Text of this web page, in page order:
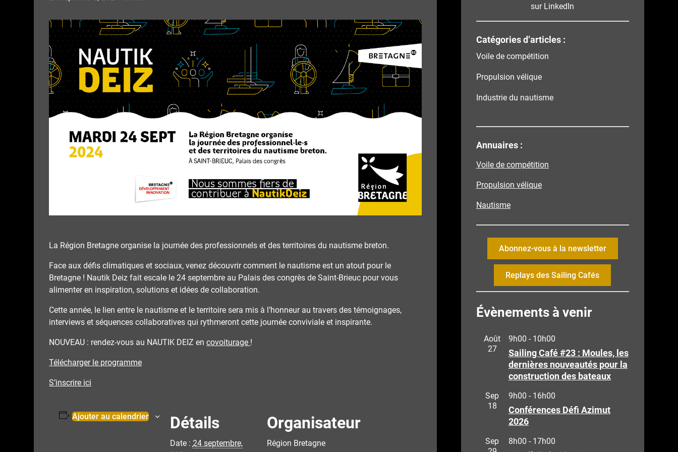
La Région Bretagne organise la journée des professionnels et des territoires du nautisme breton.
Face aux défis climatiques et sociaux, venez découvrir comment le nautisme est un atout pour le
Bretagne ! Nautik Deiz fait escale le 24 septembre au Palais des congrès de Saint-Brieuc pour vous
alimenter en inspiration, solutions et idées de collaboration.
Cette année, le lien entre le nautisme et le territoire sera mis à l’honneur au travers des témoignages,
interviews et séquences collaboratives qui rythmeront cette journée conviviale et inspirante.
NOUVEAU : rendez-vous au NAUTIK DEIZ encovoiturage !
Télécharger le programme
S’inscrire ici
Ajouter au calendrier Détails
Date : 24 septembre,
Organisateur
Région Bretagne
sur LinkedIn
Catégories d’articles :
Voile de compétition
Propulsion vélique
Industrie du nautisme
Annuaires :
Voile de compétition
Propulsion vélique
Nautisme
Abonnez-vous à la newsletter
Replays des Sailing Cafés
Évènements à venir
Août
27
9h00 - 10h00
Sailing Café #23 : Moules, les
dernières nouveautés pour la
construction des bateaux
Sep
18
9h00 - 16h00
Conférences Défi Azimut
2026
Sep
8h00 - 17h00